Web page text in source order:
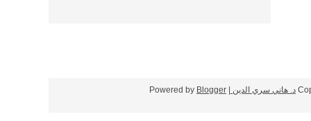
د. هاني سري الدين | Powered by
Blogger